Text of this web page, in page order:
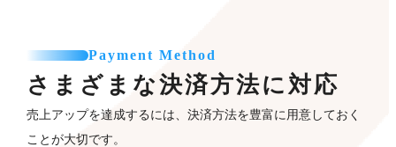
Payment Method
さまざまな決済方法に対応
売上アップを達成するには、決済方法を豊富に用意しておく
ことが大切です。